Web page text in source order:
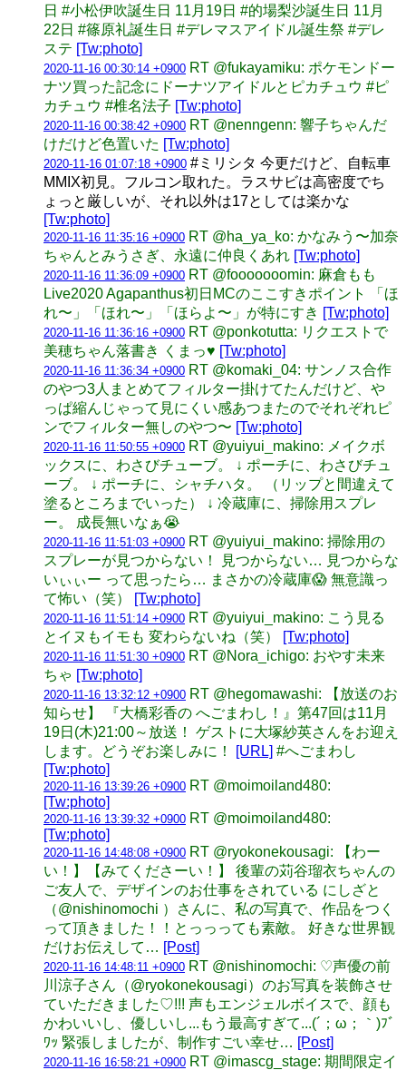
日 #小松伊吹誕生日 11月19日 #的場梨沙誕生日 11月
22日 #篠原礼誕生日 #デレマスアイドル誕生祭 #デレ
ステ [Tw:photo]
2020-11-16 00:30:14 +0900 RT @fukayamiku: ポケモンドー
ナツ買った記念にドーナツアイドルとピカチュウ #ピ
カチュウ #椎名法子 [Tw:photo]
2020-11-16 00:38:42 +0900 RT @nenngenn: 響子ちゃんだ
けだけど色置いた [Tw:photo]
2020-11-16 01:07:18 +0900 #ミリシタ 今更だけど、自転車
MMIX初見。フルコン取れた。ラスサビは高密度でち
ょっと厳しいが、それ以外は17としては楽かな
[Tw:photo]
2020-11-16 11:35:16 +0900 RT @ha_ya_ko: かなみう〜加奈
ちゃんとみうさぎ、永遠に仲良くあれ [Tw:photo]
2020-11-16 11:36:09 +0900 RT @fooooooomin: 麻倉もも
Live2020 Agapanthus初日MCのここすきポイント 「ほ
れ〜」「ほれ〜」「ほらよ〜」が特にすき [Tw:photo]
2020-11-16 11:36:16 +0900 RT @ponkotutta: リクエストで
美穂ちゃん落書き くまっ♥ [Tw:photo]
2020-11-16 11:36:34 +0900 RT @komaki_04: サンノス合作
のやつ3人まとめてフィルター掛けてたんだけど、や
っぱ縮んじゃって見にくい感あつまたのでそれぞれピ
ンでフィルター無しのやつ〜 [Tw:photo]
2020-11-16 11:50:55 +0900 RT @yuiyui_makino: メイクボ
ックスに、わさびチューブ。 ↓ ポーチに、わさびチュ
ーブ。 ↓ ポーチに、シャチハタ。 （リップと間違えて
塗るところまでいった） ↓ 冷蔵庫に、掃除用スプレ
ー。 成長無いなぁ😭
2020-11-16 11:51:03 +0900 RT @yuiyui_makino: 掃除用の
スプレーが見つからない！ 見つからない… 見つからな
いぃぃー って思ったら… まさかの冷蔵庫😱 無意識っ
て怖い（笑）
[Tw:photo]
2020-11-16 11:51:14 +0900 RT @yuiyui_makino: こう見る
とイヌもイモも 変わらないね（笑）
[Tw:photo]
2020-11-16 11:51:30 +0900 RT @Nora_ichigo: おやす未来
ちゃ [Tw:photo]
2020-11-16 13:32:12 +0900 RT @hegomawashi: 【放送のお
知らせ】 『大橋彩香の へごまわし！』第47回は11月
19日(木)21:00～放送！ ゲストに大塚紗英さんをお迎え
します。どうぞお楽しみに！
[URL] #へごまわし
[Tw:photo]
2020-11-16 13:39:26 +0900 RT @moimoiland480:
[Tw:photo]
2020-11-16 13:39:32 +0900 RT @moimoiland480:
[Tw:photo]
2020-11-16 14:48:08 +0900 RT @ryokonekousagi: 【わー
い！】【みてくださーい！】 後輩の苅谷瑠衣ちゃんの
ご友人で、デザインのお仕事をされている にしざと
（@nishinomochi ）さんに、私の写真で、作品をつく
って頂きました！！とっっっても素敵。 好きな世界観
だけお伝えして… [Post]
2020-11-16 14:48:11 +0900 RT @nishinomochi: ♡声優の前
川涼子さん（@ryokonekousagi）のお写真を装飾させ
ていただきました♡!!! 声もエンジェルボイスで、顔も
かわいいし、優しいし...もう最高すぎて...(´；ω；｀)ﾌﾞ
ﾜｯ 緊張しましたが、制作すごい幸せ… [Post]
2020-11-16 16:58:21 +0900 RT @imascg_stage: 期間限定イ